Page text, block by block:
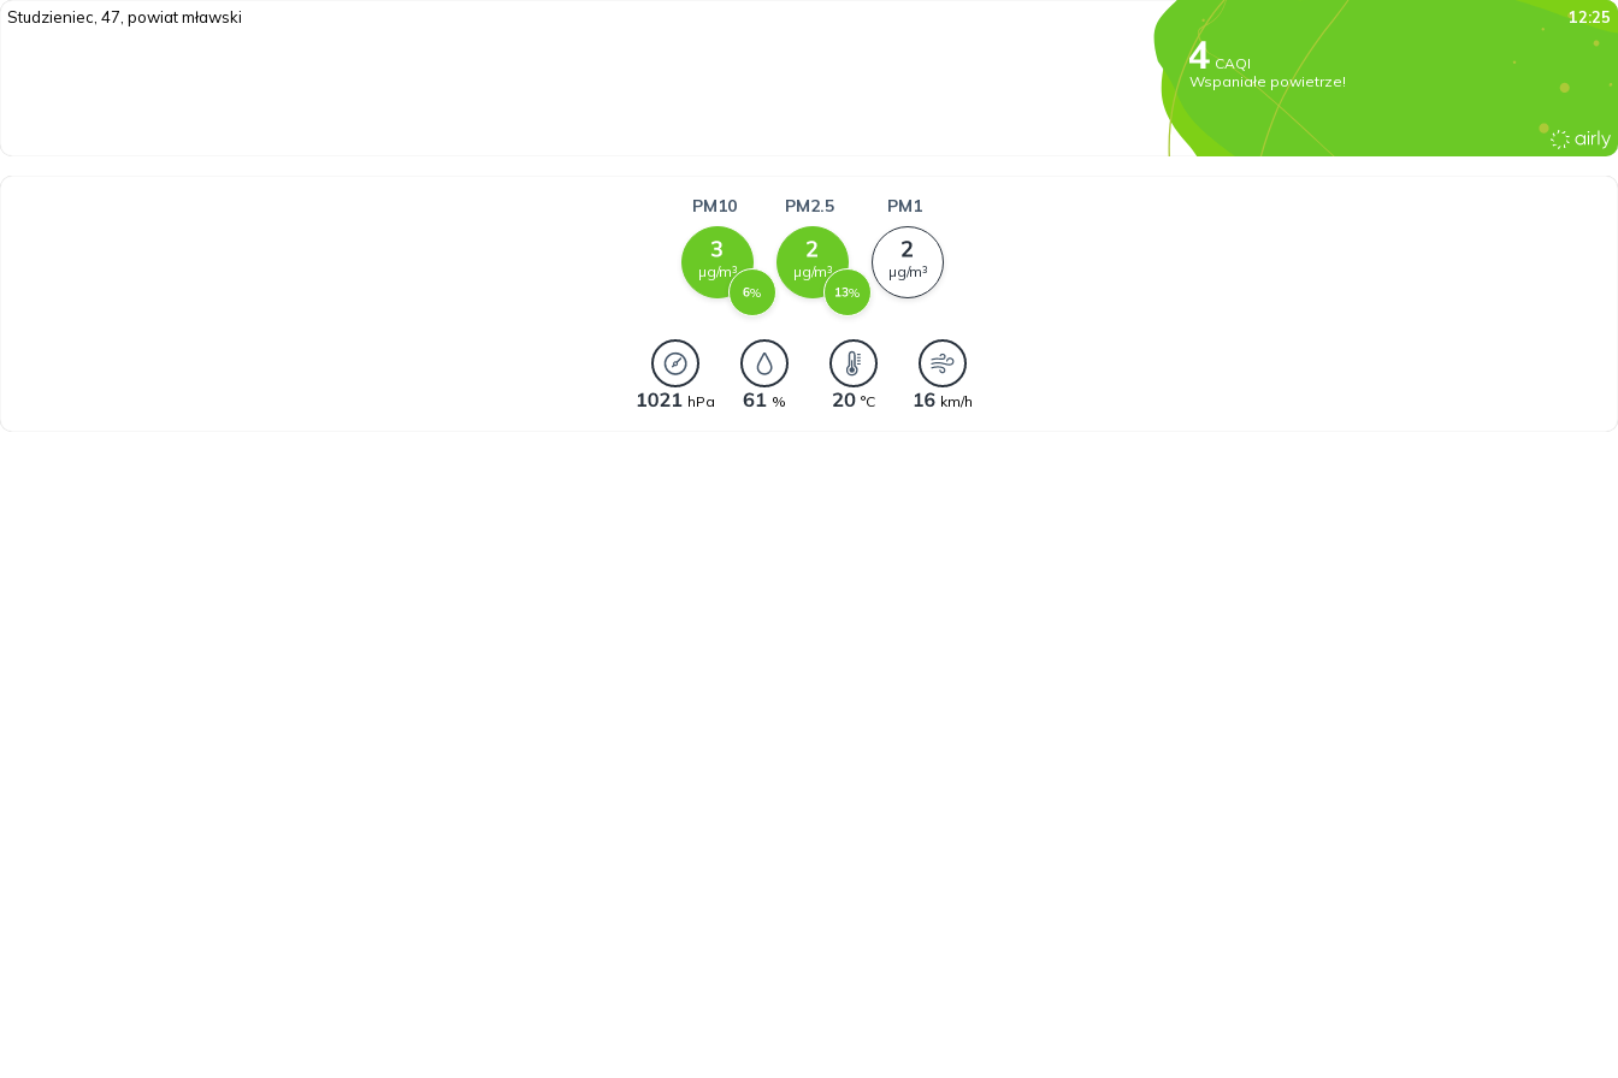
Studzieniec, 47, powiat mławski 12:25
CAQI
Wspaniałe powietrze!
PM10
µg/m³
%
PM2.5
µg/m³
%
PM1
µg/m³
hPa % °C km/h